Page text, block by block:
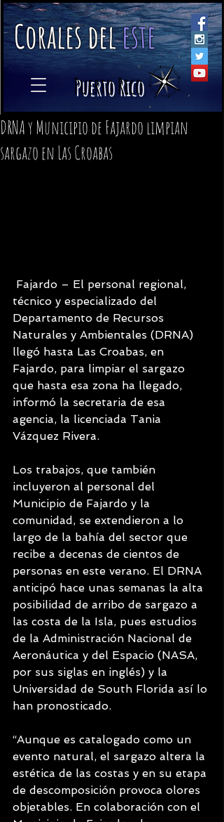
Coralesdeleste​
Puerto Rico
DRNA y Municipio de Fajardo limpian
sargazo en Las Croabas
técnico y especializado del
Departamento de Recursos
Naturales y Ambientales (DRNA)
llegó hasta Las Croabas, en
Fajardo, para limpiar el sargazo
que hasta esa zona ha llegado,
informó la secretaria de esa
agencia, la licenciada Tania
Vázquez Rivera.
Los trabajos, que también
incluyeron al personal del
Municipio de Fajardo y la
comunidad, se extendieron a lo
largo de la bahía del sector que
recibe a decenas de cientos de
personas en este verano. El DRNA
anticipó hace unas semanas la alta
posibilidad de arribo de sargazo a
las costa de la Isla, pues estudios
de la Administración Nacional de
Aeronáutica y del Espacio (NASA,
por sus siglas en inglés) y la
Universidad de South Florida así lo
han pronosticado.
“Aunque es catalogado como un
evento natural, el sargazo altera la
estética de las costas y en su etapa
de descomposición provoca olores
objetables. En colaboración con el